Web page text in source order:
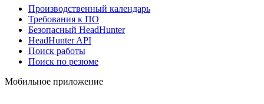
Производственный календарь
Требования к ПО
Безопасный HeadHunter
HeadHunter API
Поиск работы
Поиск по резюме
Мобильное приложение